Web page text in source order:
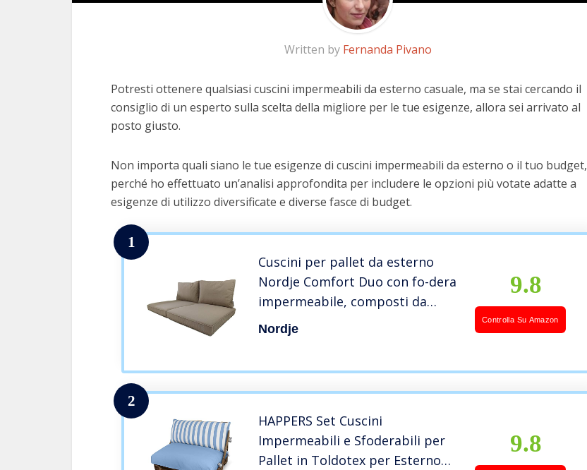
Written by Fernanda Pivano
Potresti ottenere qualsiasi cuscini impermeabili da esterno casuale, ma se stai cercando il
consiglio di un esperto sulla scelta della migliore per le tue esigenze, allora sei arrivato al
posto giusto.
Non importa quali siano le tue esigenze di cuscini impermeabili da esterno o il tuo budget,
perché ho effettuato un’analisi approfondita per includere le opzioni più votate adatte a
esigenze di utilizzo diversificate e diverse fasce di budget.
1
Cuscini per pallet da esterno
Nordje Comfort Duo con fo-dera
impermeabile, composti da
cuscino seduta da 120×80 cm e
cuscino schienale | Cuscini per
Nordje
9.8
Controlla Su Amazon
2
HAPPERS Set Cuscini
Impermeabili e Sfoderabili per
Pallet in Toldotex per Esterno
9.8